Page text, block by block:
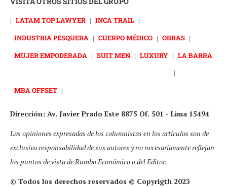
| LATAM TOP LAWYER | INCA TRAIL |
INDUSTRIA PESQUERA | CUERPO MÉDICO | OBRAS |
MUJER EMPODERADA | SUIT MEN | LUXURY | LA BARRA
|
MBA OFFSET |
Dirección: Av. Javier Prado Este 8875 Of. 501 - Lima 15494
Las opiniones expresadas de los columnistas en los artículos son de
exclusiva responsabilidad de sus autores y no necesariamente reflejan
los puntos de vista de Rumbo Económico o del Editor.
© Todos los derechos reservados © Copyrigth 2023